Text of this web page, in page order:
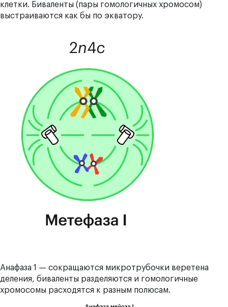
клетки. Биваленты (пары гомологичных хромосом)
выстраиваются как бы по экватору.
Анафаза 1 — сокращаются микротрубочки веретена
деления, биваленты разделяются и гомологичные
хромосомы расходятся к разным полюсам.